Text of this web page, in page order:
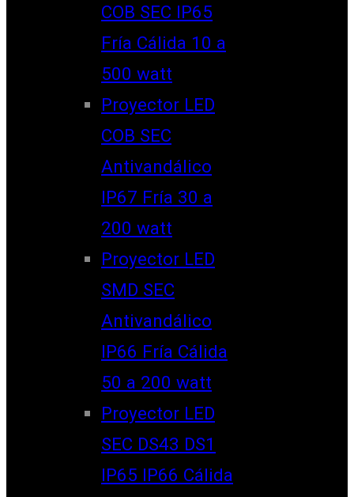
COB SEC IP65
Fría Cálida 10 a
500 watt
Proyector LED
COB SEC
Antivandálico
IP67 Fría 30 a
200 watt
Proyector LED
SMD SEC
Antivandálico
IP66 Fría Cálida
50 a 200 watt
Proyector LED
SEC DS43 DS1
IP65 IP66 Cálida